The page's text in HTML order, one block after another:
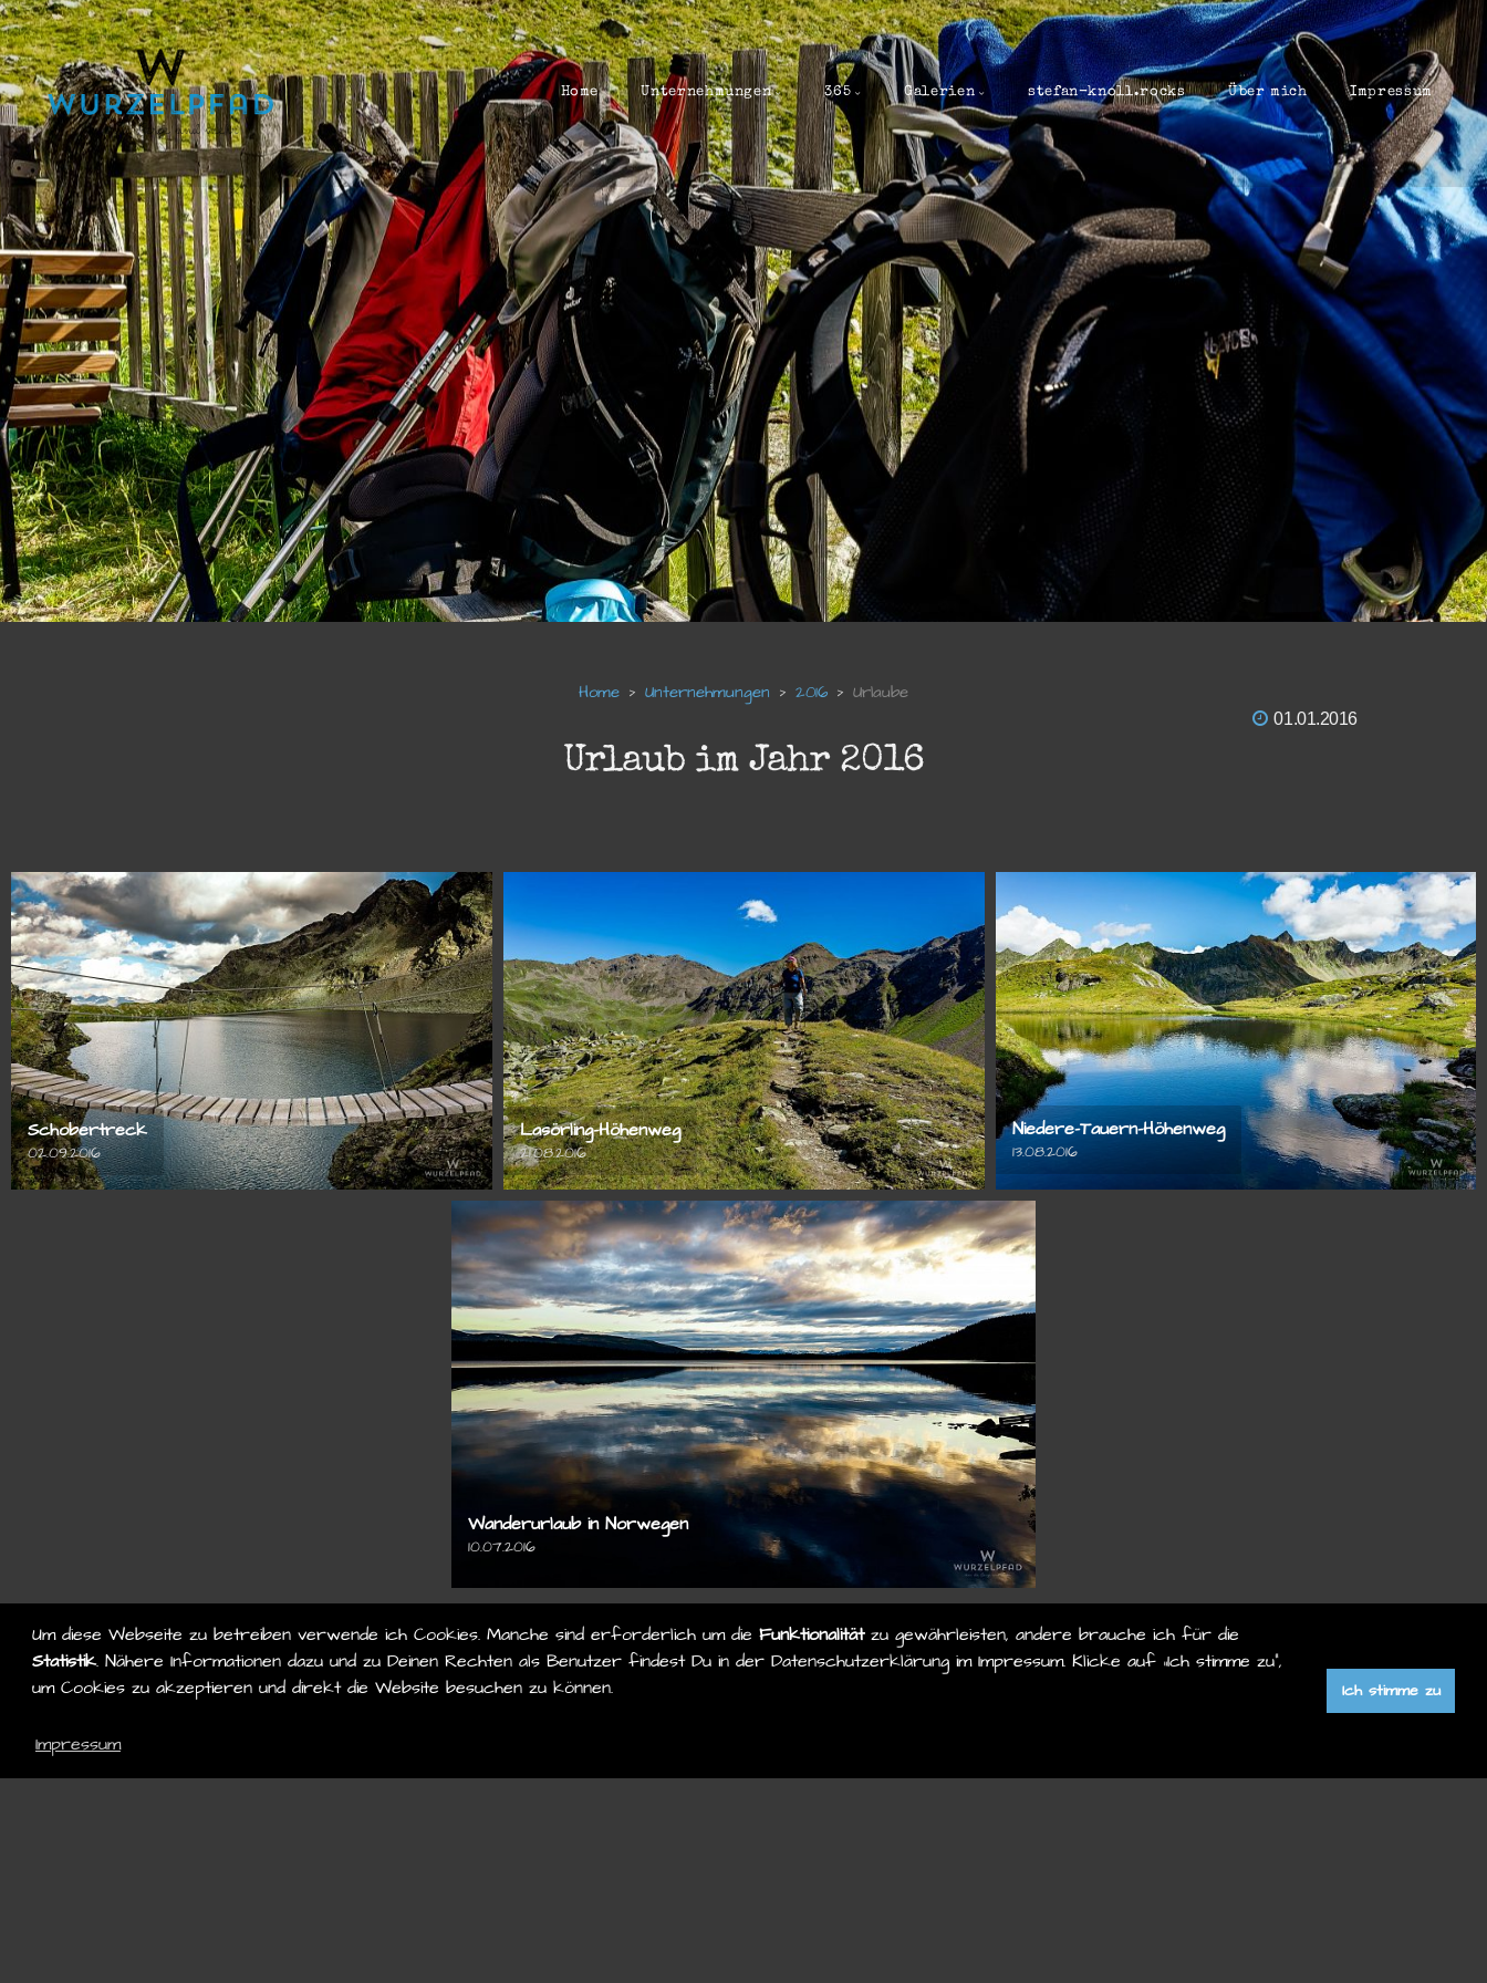
Um diese Webseite zu betreiben verwende ich Cookies. Manche sind erforderlich um die Funktionalitätzu gewährleisten, andere brauche ich für die
Statistik. Nähere Informationen dazu und zu Deinen Rechten als Benutzer findest Du in der Datenschutzerklärung im Impressum. Klicke auf „Ich stimme zu“,
um Cookies zu akzeptieren und direkt die Website besuchen zu können.
Impressum
Ich stimme zu
Home Unternehmungen 365 Galerien stefan-knoll.rocks Über mich Impressum
Unternehmungen 2016 Urlaube
01.01.2016
Urlaub im Jahr 2016
Schobertreck
02.09.2016
Lasörling-Höhenweg
21.08.2016
Niedere-Tauern-Höhenweg
13.08.2016
Wanderurlaub in Norwegen
10.07.2016